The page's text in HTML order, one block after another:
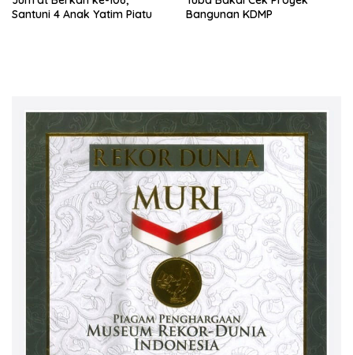
Santuni 4 Anak Yatim Piatu
Bangunan KDMP